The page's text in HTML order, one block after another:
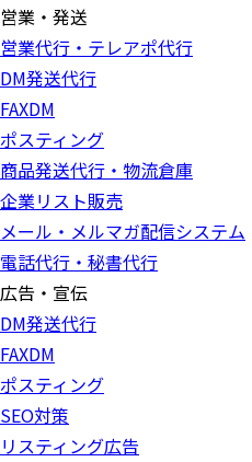
営業・発送
営業代行・テレアポ代行
DM発送代行
FAXDM
ポスティング
商品発送代行・物流倉庫
企業リスト販売
メール・メルマガ配信システム
電話代行・秘書代行
広告・宣伝
DM発送代行
FAXDM
ポスティング
SEO対策
リスティング広告